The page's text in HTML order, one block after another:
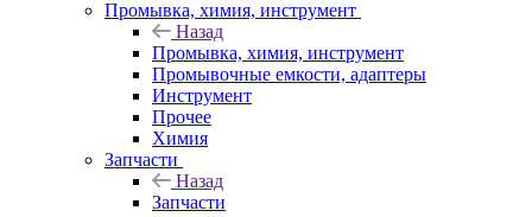
Промывка, химия, инструмент
Назад
Промывка, химия, инструмент
Промывочные емкости, адаптеры
Инструмент
Прочее
Химия
Запчасти
Назад
Запчасти